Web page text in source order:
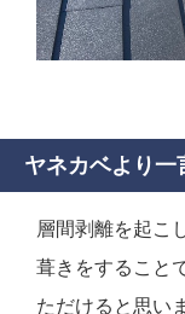
ヤネカベより一
層間剥離を起こ
葺きをすること
ただけると思い